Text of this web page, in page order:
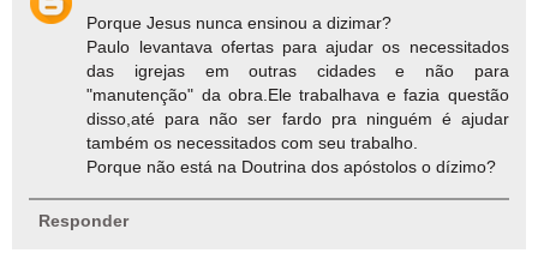
Porque Jesus nunca ensinou a dizimar?
Paulo levantava ofertas para ajudar os necessitados
das igrejas em outras cidades e não para
"manutenção" da obra.Ele trabalhava e fazia questão
disso,até para não ser fardo pra ninguém é ajudar
também os necessitados com seu trabalho.
Porque não está na Doutrina dos apóstolos o dízimo?
Responder